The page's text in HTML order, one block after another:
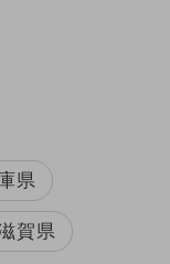
県
賀県